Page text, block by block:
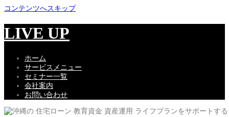
コンテンツへスキップ
LIVE UP
ホーム
サービスメニュー
セミナー一覧
会社案内
お問い合わせ